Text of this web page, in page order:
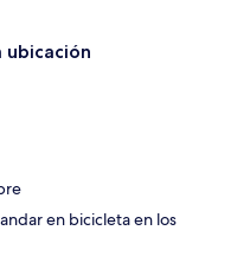
ubicación
en bicicleta en los